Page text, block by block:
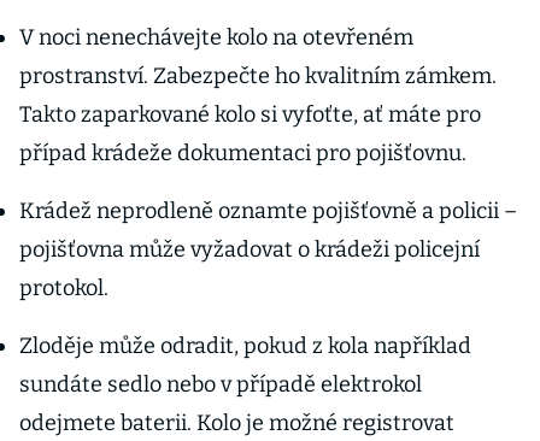
V noci nenechávejte kolo na otevřeném
prostranství. Zabezpečte ho kvalitním zámkem.
Takto zaparkované kolo si vyfoťte, ať máte pro
případ krádeže dokumentaci pro pojišťovnu.
Krádež neprodleně oznamte pojišťovně a policii –
pojišťovna může vyžadovat o krádeži policejní
protokol.
Zloděje může odradit, pokud z kola například
sundáte sedlo nebo v případě elektrokol
odejmete baterii. Kolo je možné registrovat